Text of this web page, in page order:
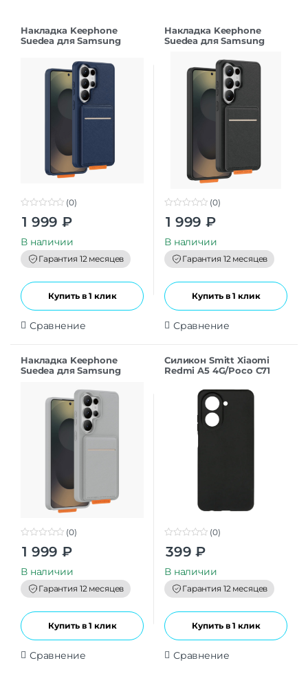
Накладка Keephone
Suedea для Samsung
t
o
f
5
(0)
1 999 ₽
В наличии
Гарантия 12 месяцев
Купить в 1 клик
Сравнение
Накладка Keephone
Suedea для Samsung
t
o
f
5
(0)
1 999 ₽
В наличии
Гарантия 12 месяцев
Купить в 1 клик
Сравнение
Накладка Keephone
Suedea для Samsung
t
o
f
5
(0)
1 999 ₽
В наличии
Гарантия 12 месяцев
Купить в 1 клик
Сравнение
Силикон Smitt Xiaomi
Redmi A5 4G/Poco C71
o
t
o
f
5
(0)
399 ₽
В наличии
Гарантия 12 месяцев
Купить в 1 клик
Сравнение